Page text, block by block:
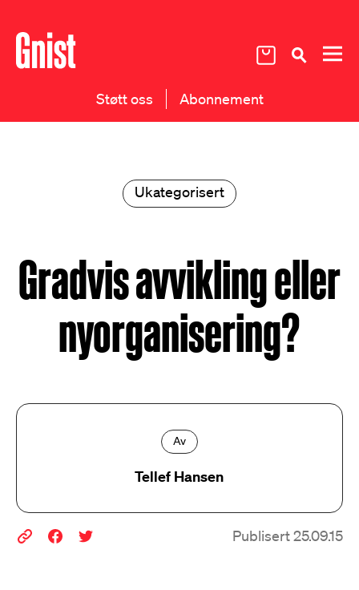
Støtt oss Abonnement
Ukategorisert
Gradvis avvikling eller
nyorganisering?
Av
Tellef Hansen
Publisert 25.09.15